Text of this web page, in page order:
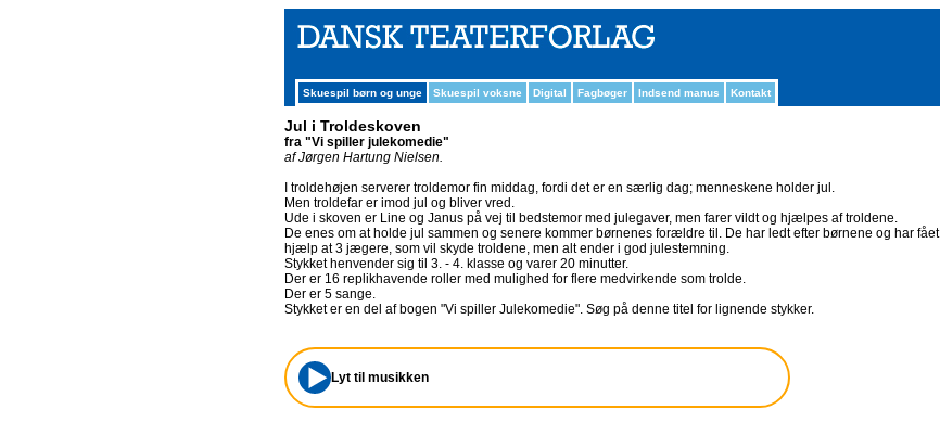
Skuespil børn og unge Skuespil voksne Digital Fagbøger Indsend manus Kontakt
Jul i Troldeskoven
fra "Vi spiller julekomedie"
af Jørgen Hartung Nielsen.
I troldehøjen serverer troldemor fin middag, fordi det er en særlig dag; menneskene holder jul.
Men troldefar er imod jul og bliver vred.
Ude i skoven er Line og Janus på vej til bedstemor med julegaver, men farer vildt og hjælpes af troldene.
De enes om at holde jul sammen og senere kommer børnenes forældre til. De har ledt efter børnene og har fået
hjælp at 3 jægere, som vil skyde troldene, men alt ender i god julestemning.
Stykket henvender sig til 3. - 4. klasse og varer 20 minutter.
Der er 16 replikhavende roller med mulighed for flere medvirkende som trolde.
Der er 5 sange.
Stykket er en del af bogen "Vi spiller Julekomedie". Søg på denne titel for lignende stykker.
Lyt til musikken